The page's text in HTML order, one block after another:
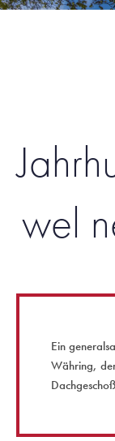
wel
Ein
Währing,